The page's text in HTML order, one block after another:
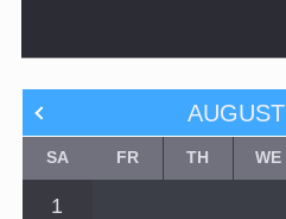
AUGUST
WE
TH
FR
SA
1